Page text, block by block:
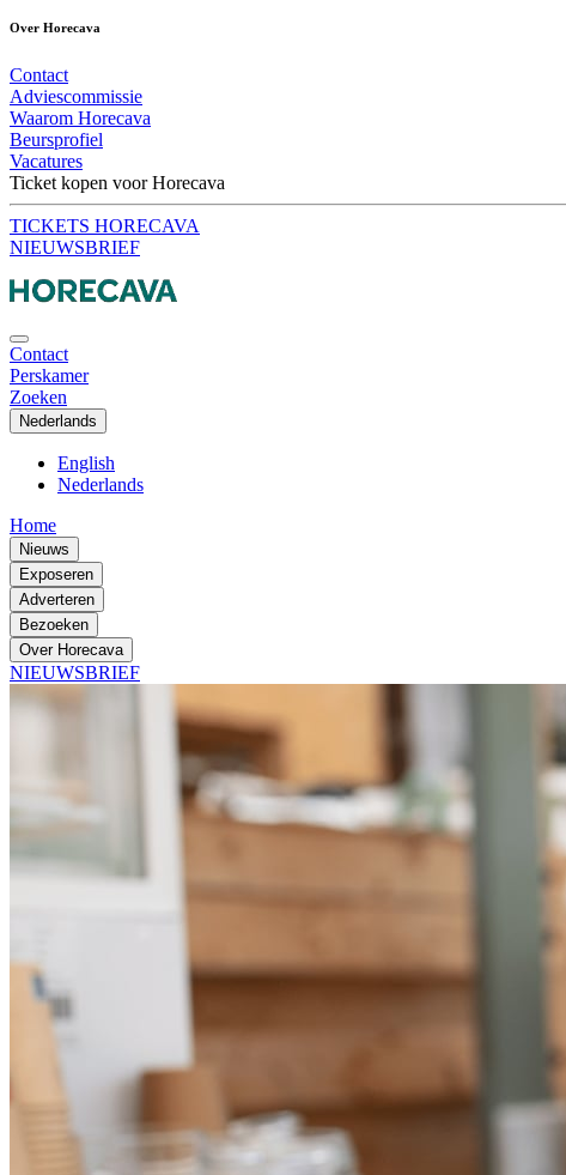
Over Horecava
Contact
Adviescommissie
Waarom Horecava
Beursprofiel
Vacatures
Ticket kopen voor Horecava
TICKETS HORECAVA
NIEUWSBRIEF
Contact
Perskamer
Zoeken
Nederlands
English
Nederlands
Home
Nieuws
Exposeren
Adverteren
Bezoeken
Over Horecava
NIEUWSBRIEF